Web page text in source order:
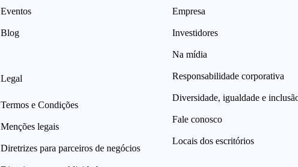
Eventos
Blog
Legal
Termos e Condições
Menções legais
Diretrizes para parceiros de negócios
Empresa
Investidores
Na mídia
Responsabilidade corporativa
Diversidade, igualdade e
Fale conosco
Locais dos escritórios